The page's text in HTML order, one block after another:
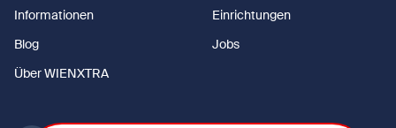
Informationen
Einrichtungen
Blog
Jobs
Über WIENXTRA